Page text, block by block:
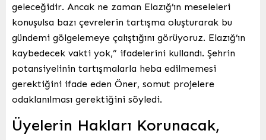
geleceğidir. Ancak ne zaman Elazığ’ın meseleleri
konuşulsa bazı çevrelerin tartışma oluşturarak bu
gündemi gölgelemeye çalıştığını görüyoruz. Elazığ’ın
kaybedecek vakti yok,” ifadelerini kullandı. Şehrin
potansiyelinin tartışmalarla heba edilmemesi
gerektiğini ifade eden Öner, somut projelere
odaklanılması gerektiğini söyledi.
Üyelerin Hakları Korunacak,